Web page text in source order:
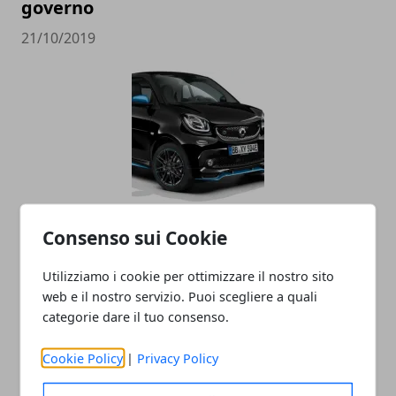
Consenso sui Cookie
Utilizziamo i cookie per ottimizzare il nostro sito
web e il nostro servizio. Puoi scegliere a quali
categorie dare il tuo consenso.
Cookie Policy | Privacy Policy
governo
21/10/2019
La Smart diventa cinese, addio alla
Germania
30/03/2019